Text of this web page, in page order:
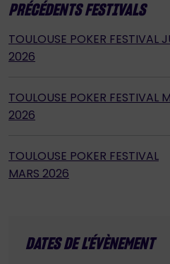
PRÉCÉDENTS FESTIVALS
TOULOUSE POKER FESTIVAL
2026
TOULOUSE POKER FESTIVAL
2026
TOULOUSE POKER FESTIVAL
MARS 2026
DATES DE L'ÉVÈNEMENT